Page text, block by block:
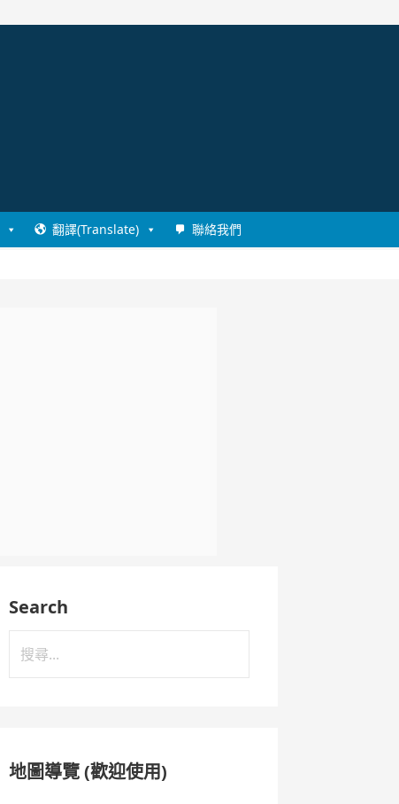
翻譯(Translate) 聯絡我們
Search
尋
地圖導覽 (歡迎使用)